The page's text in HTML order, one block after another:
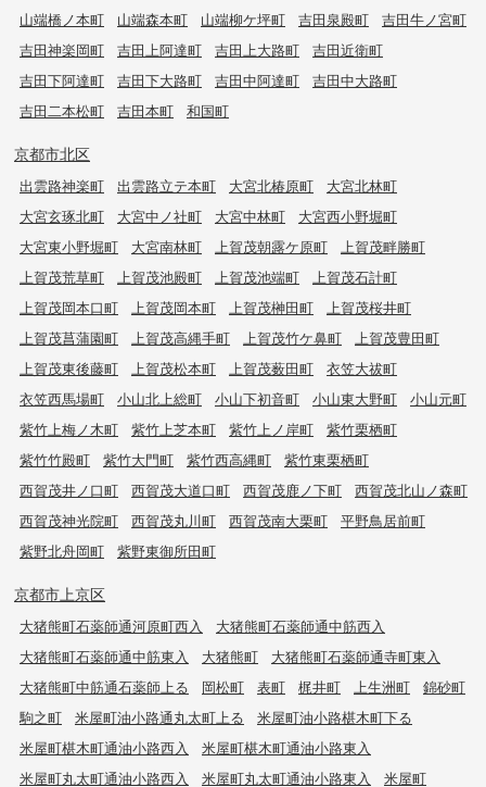
山端橋ノ本町
山端森本町 山端柳ケ坪町 吉田泉殿町
吉田牛ノ宮町
吉田神楽岡町
吉田上阿達町 吉田上大路町
吉田近衛町
吉田下阿達町
吉田下大路町 吉田中阿達町
吉田中大路町
吉田二本松町
吉田本町 和国町
京都市北区
出雲路神楽町 出雲路立テ本町 大宮北椿原町
大宮北林町
大宮玄琢北町
大宮中ノ社町 大宮中林町
大宮西小野堀町
大宮東小野堀町
大宮南林町 上賀茂朝露ケ原町
上賀茂畔勝町
上賀茂荒草町
上賀茂池殿町 上賀茂池端町
上賀茂石計町
上賀茂岡本口町
上賀茂岡本町 上賀茂榊田町
上賀茂桜井町
上賀茂菖蒲園町
上賀茂高縄手町 上賀茂竹ケ鼻町
上賀茂豊田町
上賀茂東後藤町
上賀茂松本町 上賀茂薮田町
衣笠大祓町
衣笠西馬場町
小山北上総町 小山下初音町 小山東大野町
小山元町
紫竹上梅ノ木町
紫竹上芝本町 紫竹上ノ岸町
紫竹栗栖町
紫竹竹殿町
紫竹大門町 紫竹西高縄町
紫竹東栗栖町
西賀茂井ノ口町
西賀茂大道口町 西賀茂鹿ノ下町
西賀茂北山ノ森町
西賀茂神光院町
西賀茂丸川町 西賀茂南大栗町
平野鳥居前町
紫野北舟岡町
紫野東御所田町
京都市上京区
大猪熊町石薬師通河原町西入
大猪熊町石薬師通中筋西入
大猪熊町石薬師通中筋東入
大猪熊町
大猪熊町石薬師通寺町東入
大猪熊町中筋通石薬師上る
岡松町 表町 梶井町 上生洲町
錦砂町
駒之町
米屋町油小路通丸太町上る
米屋町油小路椹木町下る
米屋町椹木町通油小路西入
米屋町椹木町通油小路東入
米屋町丸太町通油小路西入
米屋町丸太町通油小路東入
米屋町